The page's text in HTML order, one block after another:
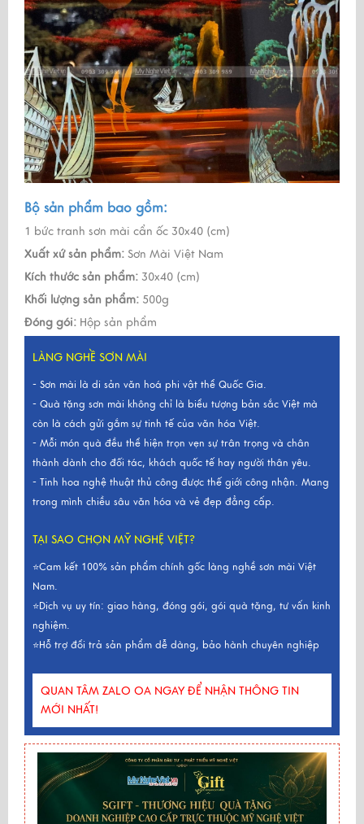
Bộ sản phẩm bao gồm:
1 bức tranh sơn mài cẩn ốc 30x40 (cm)
Xuất xứ sản phẩm: Sơn Mài Việt Nam
Kích thước sản phẩm: 30x40 (cm)
Khối lượng sản phẩm: 500g
Đóng gói: Hộp sản phẩm
LÀNG NGHỀ SƠN MÀI
- Sơn mài là di sản văn hoá phi vật thể Quốc Gia.
- Quà tặng sơn mài không chỉ là biểu tượng bản sắc Việt mà
còn là cách gửi gắm sự tinh tế của văn hóa Việt.
- Mỗi món quà đều thể hiện trọn vẹn sự trân trọng và chân
thành dành cho đối tác, khách quốc tế hay người thân yêu.
- Tinh hoa nghệ thuật thủ công được thế giới công nhận. Mang
trong mình chiều sâu văn hóa và vẻ đẹp đẳng cấp.
TẠI SAO CHỌN MỸ NGHỆ VIỆT?
⭐Cam kết 100% sản phẩm chính gốc làng nghề sơn mài Việt
Nam.
⭐Dịch vụ uy tín: giao hàng, đóng gói, gói quà tặng, tư vấn kinh
nghiệm.
⭐Hỗ trợ đổi trả sản phẩm dễ dàng, bảo hành chuyên nghiệp
QUAN TÂM ZALO OA NGAY ĐỂ NHẬN THÔNG TIN
MỚI NHẤT!